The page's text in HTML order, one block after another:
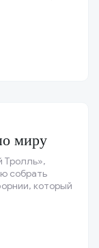
миру
Тролль»,
собрать
который